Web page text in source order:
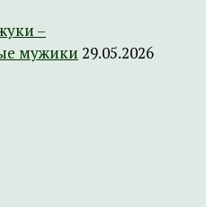
–
мужики 29.05.2026